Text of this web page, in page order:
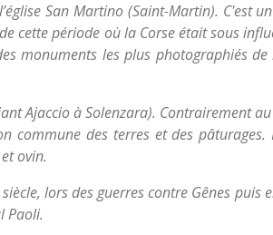
San Martino (Saint-Martin). C'est
cette période où la Corse était sous
monuments les plus photographiés
Ajaccio à Solenzara). Contrairement
commune des terres et des pâturages.
ovin.
lors des guerres contre Gênes puis
Paoli.